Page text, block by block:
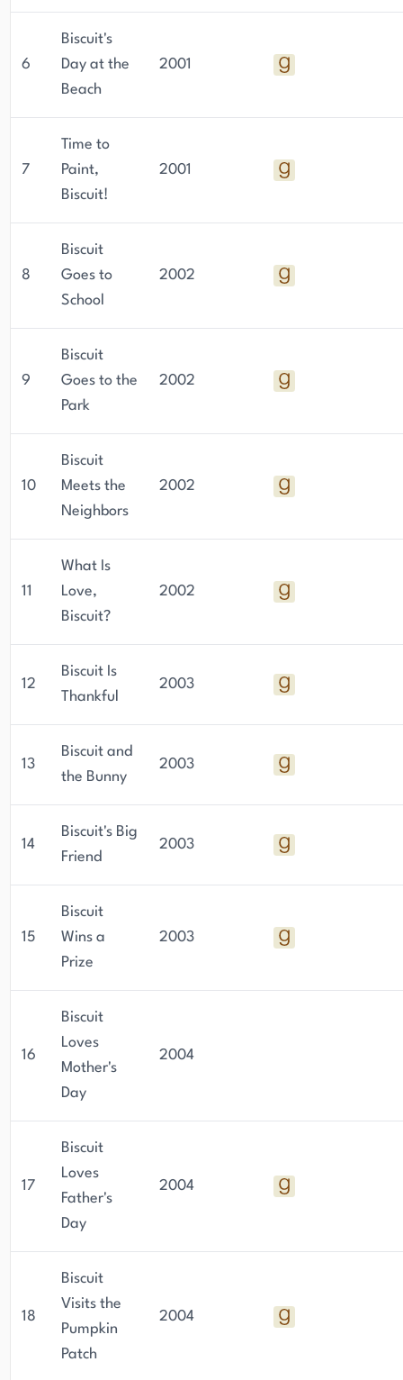
6
Biscuit's
Day at the
Beach
2001
7
Time to
Paint,
Biscuit!
2001
8
Biscuit
Goes to
School
2002
9
Biscuit
Goes to the
Park
2002
10
Biscuit
Meets the
Neighbors
2002
11
What Is
Love,
Biscuit?
2002
12
Biscuit Is
Thankful
2003
13
Biscuit and
the Bunny
2003
14
Biscuit's Big
Friend
2003
15
Biscuit
Wins a
Prize
2003
16
Biscuit
Loves
Mother's
Day
2004
17
Biscuit
Loves
Father's
Day
2004
18
Biscuit
Visits the
Pumpkin
Patch
2004